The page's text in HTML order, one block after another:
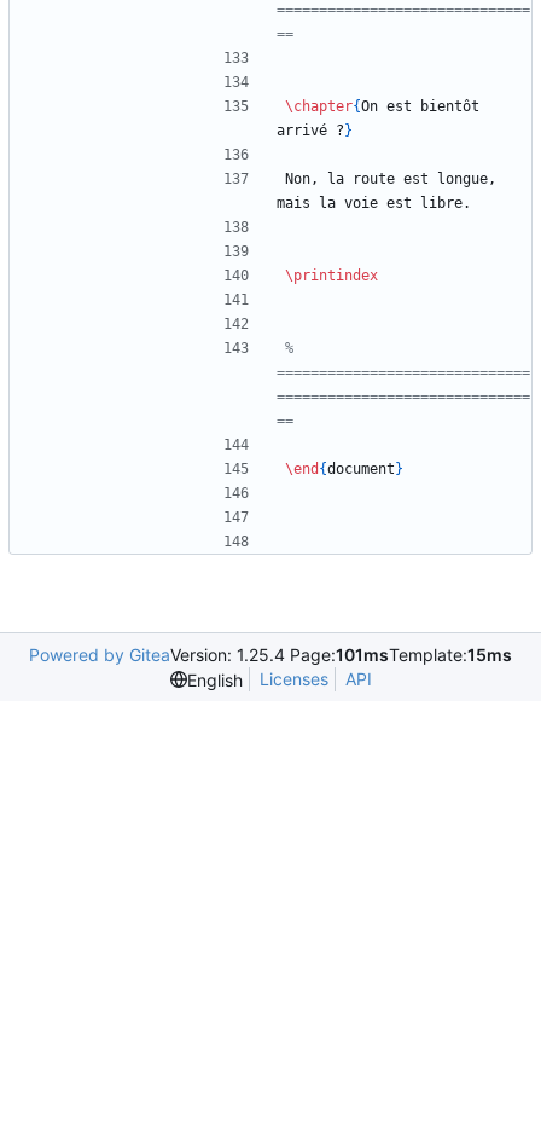
==============================
\chapter{On est bientôt
arrivé ? }
Non, la route est longue,
mais la voie est libre.
\printindex
%
==============================
==============================
\end {document }
Powered by GiteaVersion: 1.25.4 Page:101msTemplate:15ms
English
Licenses API